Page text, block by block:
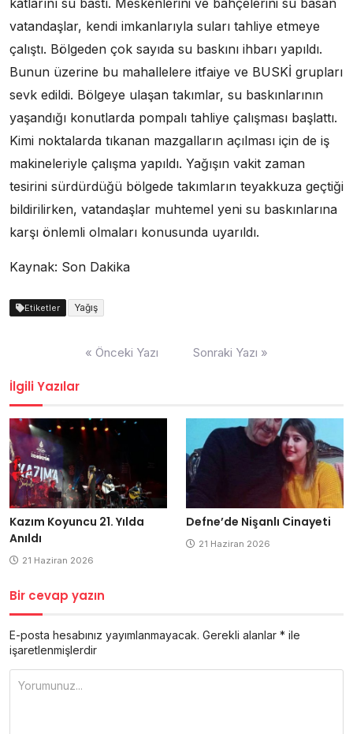
katlarını su bastı. Meskenlerini ve bahçelerini su basan
vatandaşlar, kendi imkanlarıyla suları tahliye etmeye
çalıştı. Bölgeden çok sayıda su baskını ihbarı yapıldı.
Bunun üzerine bu mahallelere itfaiye ve BUSKİ grupları
sevk edildi. Bölgeye ulaşan takımlar, su baskınlarının
yaşandığı konutlarda pompalı tahliye çalışması başlattı.
Kimi noktalarda tıkanan mazgalların açılması için de iş
makineleriyle çalışma yapıldı. Yağışın vakit zaman
tesirini sürdürdüğü bölgede takımların teyakkuza geçtiği
bildirilirken, vatandaşlar muhtemel yeni su baskınlarına
karşı önlemli olmaları konusunda uyarıldı.
Kaynak: Son Dakika
Etiketler Yağış
« Önceki Yazı Sonraki Yazı »
İlgili Yazılar
Kazım Koyuncu 21. Yılda
Anıldı
21 Haziran 2026
Defne’de Nişanlı Cinayeti
21 Haziran 2026
Bir cevap yazın
E-posta hesabınız yayımlanmayacak. Gerekli alanlar * ile
işaretlenmişlerdir